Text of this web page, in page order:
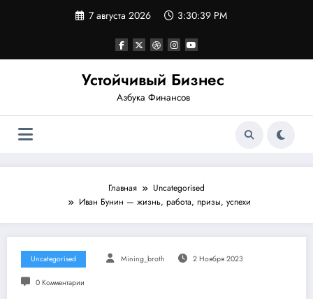
7 августа 2026 3:30:39 PM
Устойчивый Бизнес
Азбука Финансов
Главная
Uncategorised
Иван Бунин — жизнь, работа, призы, успехи
Uncategorised Mining_broth 2 Ноября 2023
0 Комментарии